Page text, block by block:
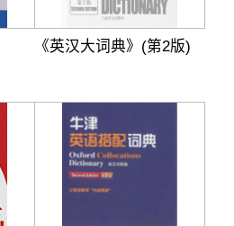
《英汉大词典》(第2版)